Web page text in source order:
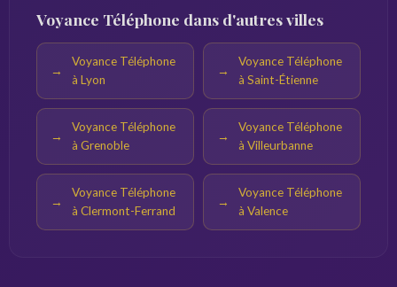
Voyance Téléphone dans d'autres villes
Voyance Téléphone
à Lyon
Voyance Téléphone
à Saint-Étienne
Voyance Téléphone
à Grenoble
Voyance Téléphone
à Villeurbanne
Voyance Téléphone
à Clermont-Ferrand
Voyance Téléphone
à Valence